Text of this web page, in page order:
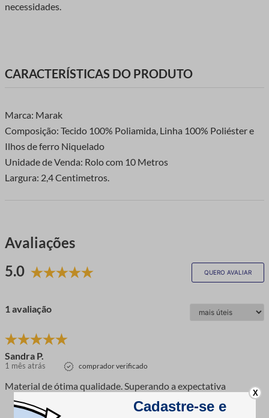
necessidades.
CARACTERÍSTICAS DO PRODUTO
Marca: Marak
Composição: Tecido 100% Poliamida, Linha 100% Poliéster e
Ilhos de ferro Niquelado
Unidade de Venda: Rolo com 10 Metros
Largura: 2,4 Centimetros.
Avaliações
5.0
QUERO AVALIAR
1 avaliação
Sandra P.
1 mês atrás comprador verificado
Material de ótima qualidade. Superando a expectativa
X